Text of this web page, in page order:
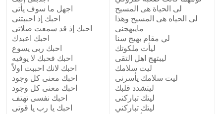
اجهل ما سوف يأتى
احبك إذ احببتنى
احبك إذ قد سمعت صلاتى
احبك اعبدك
احبك ربى يسوع
احبك فحبك لا يوفيه
احبك لانك احببت اولاً
احبك معنى كل وجود
احبك معنى كل وجود
احبك يا رب يا قوتى
لى الحياة هى المسيح
لى الحياه هى المسيح وهذا
مايبهجنى
لي مقام بهيج سنا
ليأت ملكوتك
ليبتهج اهل التقى
ليت سلامك
ليت سلامك يأسرنى
ليتشدد قلبك
ليتك تباركنى
ليتك تباركني